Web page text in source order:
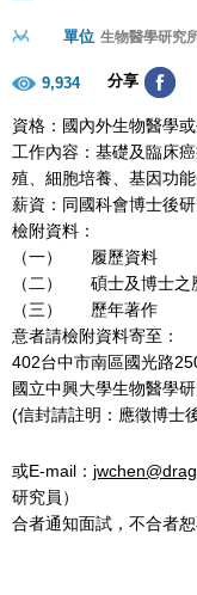
單位 生物醫學研究
9,934 分享
資格：國內外生物醫學
工作內容：基礎及臨床
殖、細胞培養、基因功
薪資：同國科會博士後
檢附資料：
（一） 履歷資料
（二） 碩士及博士之
（三） 歷年著作
意者請檢附資料寄至：
402台中市南區國光路
國立中興大學生物醫學
(信封請註明：應徵博士
或E-mail：
研究員）
合者通知面試，不合者恕